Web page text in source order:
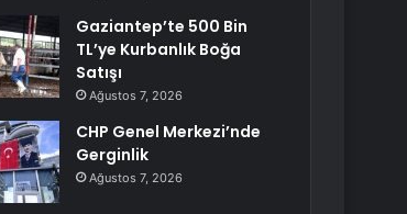
Gaziantep’te 500 Bin
TL’ye Kurbanlık Boğa
Satışı
Ağustos 7, 2026
CHP Genel Merkezi’nde
Gerginlik
Ağustos 7, 2026